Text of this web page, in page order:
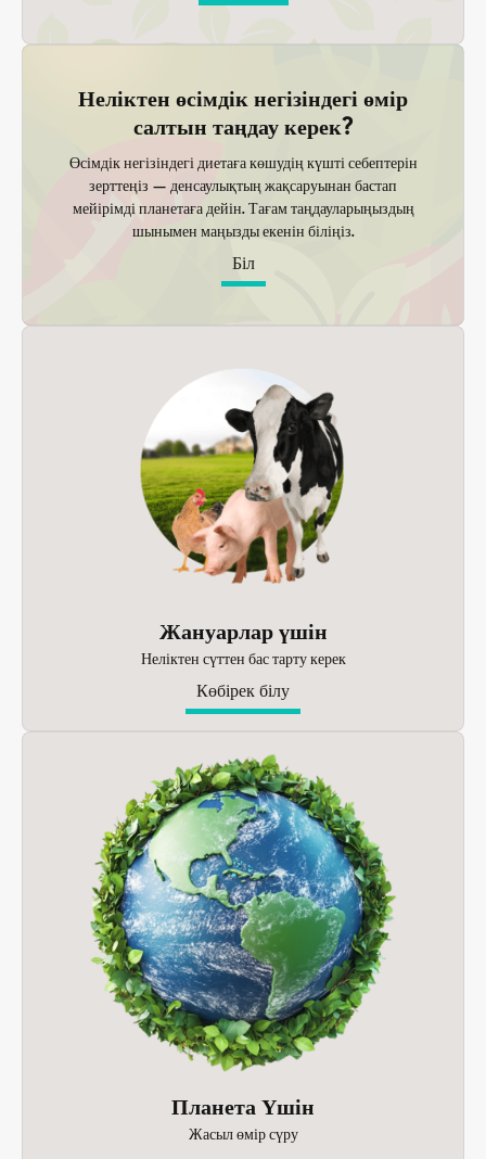
Неліктен өсімдік негізіндегі өмір
салтын таңдау керек?
Өсімдік негізіндегі диетаға көшудің күшті себептерін
зерттеңіз — денсаулықтың жақсаруынан бастап
мейірімді планетаға дейін. Тағам таңдауларыңыздың
шынымен маңызды екенін біліңіз.
Біл
Жануарлар үшін
Неліктен сүттен бас тарту керек
Көбірек білу
Планета Үшін
Жасыл өмір сүру